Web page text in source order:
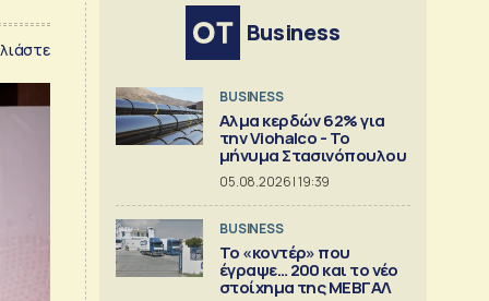
Business
BUSINESS
Αλμα κερδών 62% για
την Viohalco - Το
μήνυμα Στασινόπουλου
05.08.2026 | 19:39
BUSINESS
Το «κοντέρ» που
έγραψε… 200 και το νέο
στοίχημα της ΜΕΒΓΑΛ